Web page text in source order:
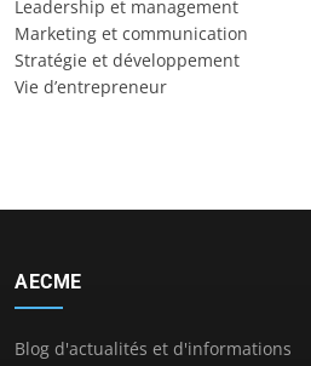
Leadership et management
Marketing et communication
Stratégie et développement
Vie d’entrepreneur
AECME
Blog d'actualités et d'informations